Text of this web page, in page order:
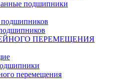
подшипники
ПЕРЕМЕЩЕНИЯ
перемещения